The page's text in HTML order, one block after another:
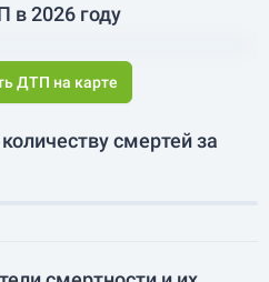
в 2026 году
ДТП на карте
смертей за